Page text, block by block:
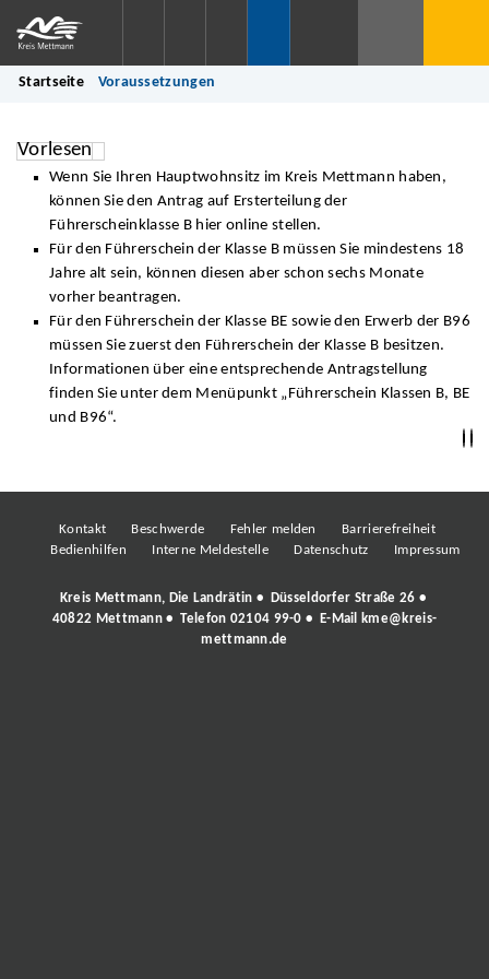
Startseite Voraussetzungen
Vorlesen
Wenn Sie Ihren Hauptwohnsitz im Kreis Mettmann haben,
können Sie den Antrag auf Ersterteilung der
Führerscheinklasse B hier online stellen.
Für den Führerschein der Klasse B müssen Sie mindestens 18
Jahre alt sein, können diesen aber schon sechs Monate
vorher beantragen.
Für den Führerschein der Klasse BE sowie den Erwerb der B96
müssen Sie zuerst den Führerschein der Klasse B besitzen.
Informationen über eine entsprechende Antragstellung
finden Sie unter dem Menüpunkt „Führerschein Klassen B, BE
und B96“.
Kontakt Beschwerde Fehler melden
Barrierefreiheit
Bedienhilfen
Interne Meldestelle Datenschutz Impressum
Kreis Mettmann, Die Landrätin • Düsseldorfer Straße 26 •
40822 Mettmann • Telefon 02104 99-0 • E-Mail
kme@kreis-
mettmann.de